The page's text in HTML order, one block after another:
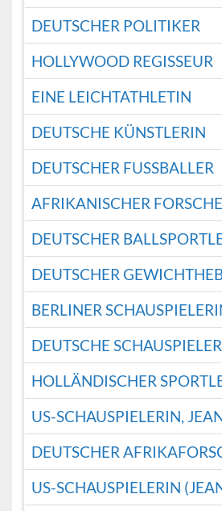
DEUTSCHER POLITIKER
HOLLYWOOD REGISSEUR
EINE LEICHTATHLETIN
DEUTSCHE KÜNSTLERIN
DEUTSCHER FUSSBALLER
AFRIKANISCHER
DEUTSCHER
DEUTSCHER
BERLINER
DEUTSCHE
HOLLÄNDISCHER
US-SCHAUSPIELERIN,
DEUTSCHER
US-SCHAUSPIELERIN